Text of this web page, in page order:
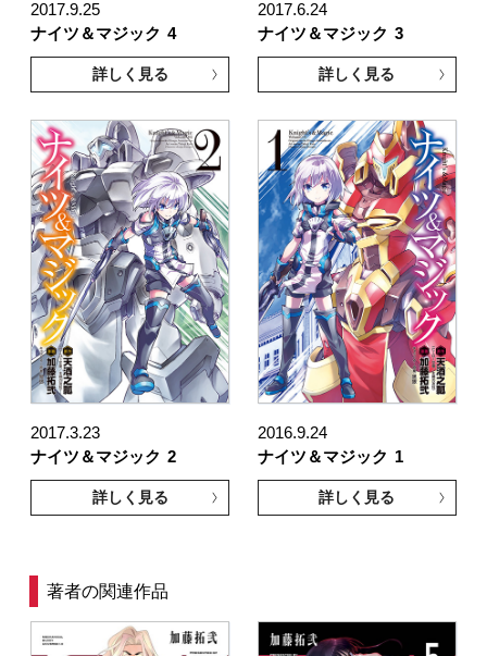
2017.9.25
ナイツ＆マジック 4
詳しく見る
2017.6.24
ナイツ＆マジック 3
詳しく見る
2017.3.23
ナイツ＆マジック 2
詳しく見る
2016.9.24
ナイツ＆マジック 1
詳しく見る
著者の関連作品